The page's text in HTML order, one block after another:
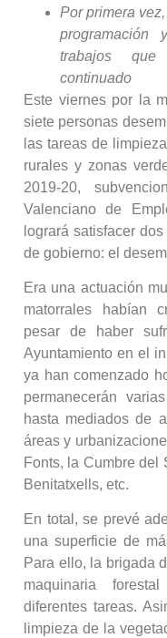
Por primera
programación
trabajos que
continuado
Este viernes por la
siete personas
las tareas de
rurales y zonas
2019-20,
Valenciano de
logrará satisfacer
de gobierno: el
Era una actuación
matorrales habían
pesar de haber
Ayuntamiento en el
ya han comenzado
permanecerán
hasta mediados de
áreas y
Fonts, la Cumbre del
Benitatxells, etc.
En total, se prevé
una superficie de
Para ello, la brigada
maquinaria
diferentes tareas.
limpieza de la